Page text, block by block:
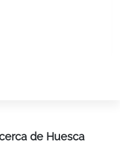
de Huesca